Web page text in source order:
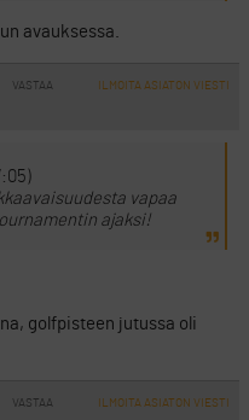
avauksessa.
VASTAA ILMOITA ASIATON VIESTI
vapaa
ajaksi!
golfpisteen jutussa oli
VASTAA ILMOITA ASIATON VIESTI